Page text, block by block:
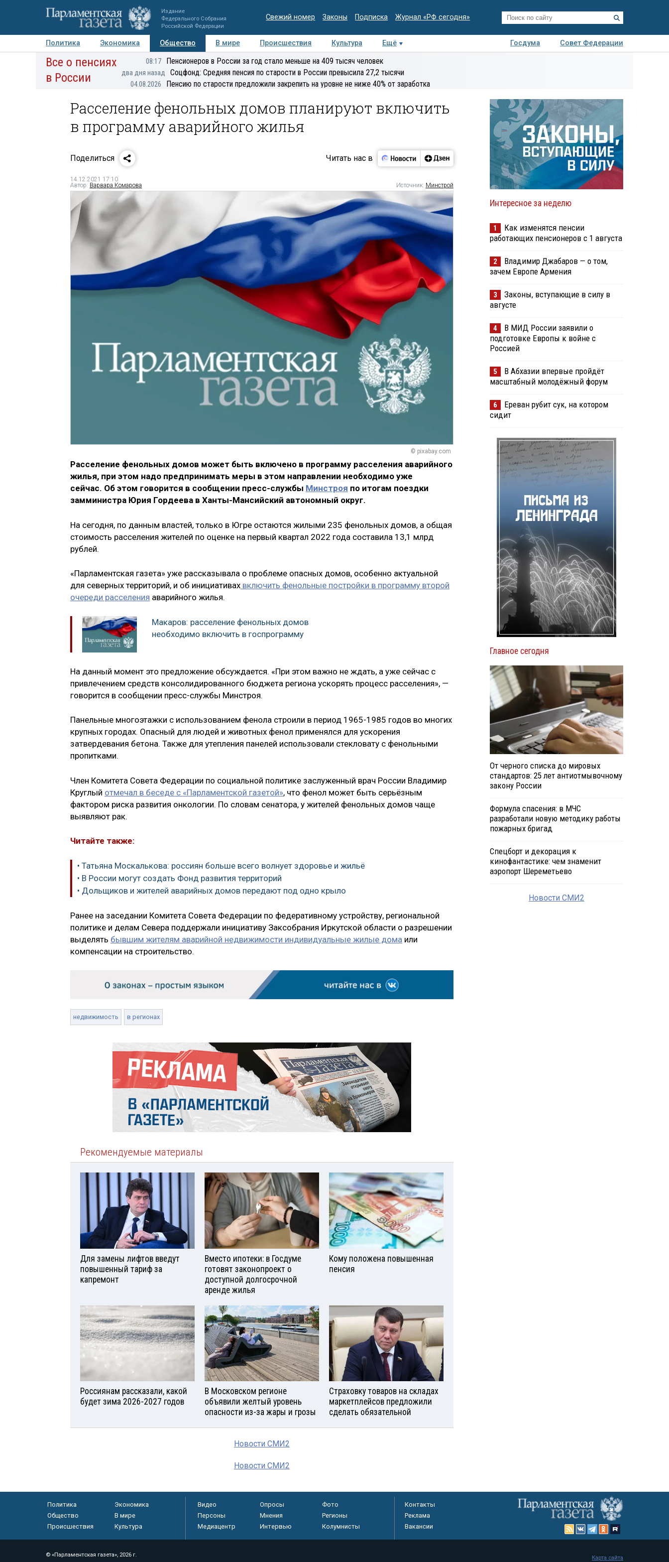
Издание
Федерального Собрания
Российской Федерации
Свежий номер Законы Подписка Журнал «РФ сегодня»
Политика Экономика Общество В мире Происшествия Культура Ещё Госдума
Совет Федерации
Авторы Персоны Мнения Регионы Медиацентр Интервью Колумнисты
Все о пенсиях
в России
08:17 Пенсионеров в России за год стало меньше на 409 тысяч человек
два дня назад Соцфонд: Средняя пенсия по старости в России превысила 27,2 тысячи
04.08.2026 Пенсию по старости предложили закрепить на уровне не ниже 40% от заработка
Расселение фенольных домов планируют включить
в программу аварийного жилья
Поделиться Читать нас в
14.12.2021 17:10
Автор: Варвара Комарова Источник: Минстрой
© pixabay.com
Расселение фенольных домов может быть включено в программу расселения аварийного
жилья, при этом надо предпринимать меры в этом направлении необходимо уже
сейчас. Об этом говорится в сообщении пресс-службы Минстроя по итогам поездки
замминистра Юрия Гордеева в Ханты-Мансийский автономный округ.
На сегодня, по данным властей, только в Югре остаются жилыми 235 фенольных домов, а общая
стоимость расселения жителей по оценке на первый квартал 2022 года составила 13,1 млрд
рублей.
«Парламентская газета» уже рассказывала о проблеме опасных домов, особенно актуальной
для северных территорий, и об инициативах включить фенольные постройки в программу второй
очереди расселения аварийного жилья.
Макаров: расселение фенольных домов
необходимо включить в госпрограмму
На данный момент это предложение обсуждается. «При этом важно не ждать, а уже сейчас с
привлечением средств консолидированного бюджета региона ускорять процесс расселения», —
говорится в сообщении пресс-службы Минстроя.
Панельные многоэтажки с использованием фенола строили в период 1965-1985 годов во многих
крупных городах. Опасный для людей и животных фенол применялся для ускорения
затвердевания бетона. Также для утепления панелей использовали стекловату с фенольными
пропитками.
Член Комитета Совета Федерации по социальной политике заслуженный врач России Владимир
Круглый отмечал в беседе с «Парламентской газетой», что фенол может быть серьёзным
фактором риска развития онкологии. По словам сенатора, у жителей фенольных домов чаще
выявляют рак.
Читайте также:
• Татьяна Москалькова: россиян больше всего волнует здоровье и жильё
• В России могут создать Фонд развития территорий
• Дольщиков и жителей аварийных домов передают под одно крыло
Ранее на заседании Комитета Совета Федерации по федеративному устройству, региональной
политике и делам Севера поддержали инициативу Заксобрания Иркутской области о разрешении
выделять бывшим жителям аварийной недвижимости индивидуальные жилые дома или
компенсации на строительство.
недвижимость в регионах
Рекомендуемые материалы
Для замены лифтов введут
повышенный тариф за
капремонт
Вместо ипотеки: в Госдуме
готовят законопроект о
доступной долгосрочной
аренде жилья
Кому положена повышенная
пенсия
Россиянам рассказали, какой
будет зима 2026-2027 годов
В Московском регионе
объявили желтый уровень
опасности из-за жары и грозы
Страховку товаров на складах
маркетплейсов предложили
сделать обязательной
Новости СМИ2
Новости СМИ2
Интересное за неделю
1
Как изменятся пенсии
работающих пенсионеров с 1 августа
2
Владимир Джабаров — о том,
зачем Европе Армения
3
Законы, вступающие в силу в
августе
4
В МИД России заявили о
подготовке Европы к войне с
Россией
5
В Абхазии впервые пройдёт
масштабный молодёжный форум
6
Ереван рубит сук, на котором
сидит
Главное сегодня
От черного списка до мировых
стандартов: 25 лет антиотмывочному
закону России
Формула спасения: в МЧС
разработали новую методику работы
пожарных бригад
Спецборт и декорация к
кинофантастике: чем знаменит
аэропорт Шереметьево
Новости СМИ2
Политика
Экономика
Общество
В мире
Происшествия
Культура
Видео Опросы
Фото
Персоны
Мнения
Регионы
Медиацентр
Интервью Колумнисты
Контакты
Реклама
Вакансии
© «Парламентская газета», 2026 г. Карта сайта